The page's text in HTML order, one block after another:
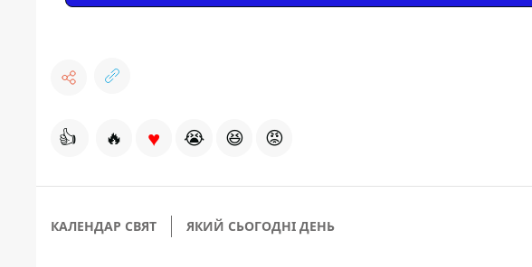
👍 🔥 ♥ 😭 😆 😡
КАЛЕНДАР СВЯТ ЯКИЙ СЬОГОДНІ ДЕНЬ